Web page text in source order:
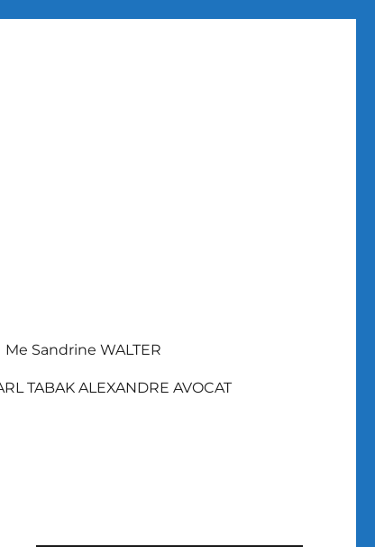
Me Sandrine WALTER
TABAK ALEXANDRE AVOCAT